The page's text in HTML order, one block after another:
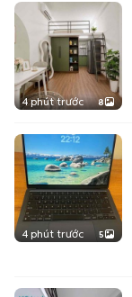
4 phút trước 8
4 phút trước 5